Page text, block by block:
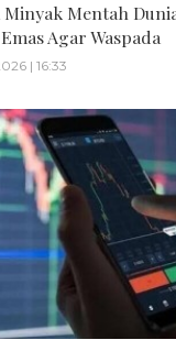
Mentah
Agar Waspada
| 16:33